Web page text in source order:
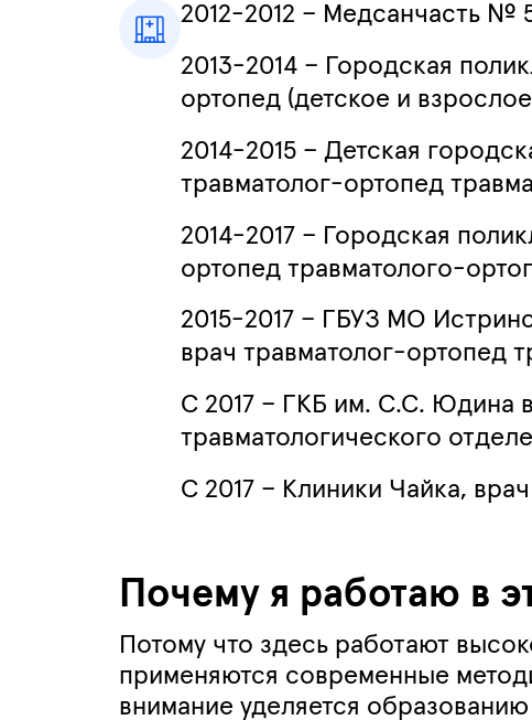
2012-2012 – Медсанчасть №
2013-2014 – Городская
ортопед (детское и
2014-2015 – Детская
травматолог-ортопед
2014-2017 – Городская
ортопед травматолого-
2015-2017 – ГБУЗ МО
врач травматолог-ортопед
С 2017 – ГКБ им. С.С. Юдина
травматологического
С 2017 – Клиники Чайка,
Почему я работаю в
Потому что здесь работают
применяются современные
внимание уделяется